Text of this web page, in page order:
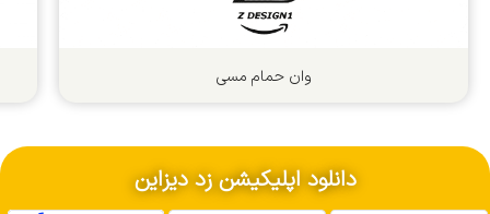
وان حمام مسی
دانلود اپلیکیشن زد دیزاین